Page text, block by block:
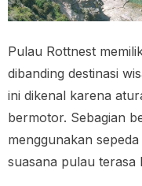
Pulau Rottnest
dibanding destinasi
ini dikenal karena
bermotor. Sebagian
menggunakan
suasana pulau terasa